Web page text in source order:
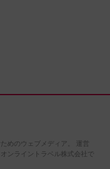
めのウェブメディア。 運営
ンライントラベル株式会社で